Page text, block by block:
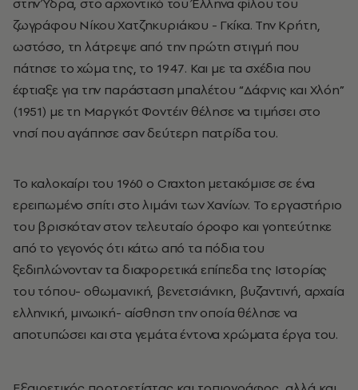
ζωγράφου Νίκου Χατζηκυριάκου - Γκίκα. Την Κρήτη,
ωστόσο, τη λάτρεψε από την πρώτη στιγμή που
πάτησε το χώμα της, το 1947. Και με τα σχέδια που
έφτιαξε για την παράσταση μπαλέτου “Δάφνις και Χλόη”
(1951) με τη Μαργκότ Φοντέιν θέλησε να τιμήσει στο
νησί που αγάπησε σαν δεύτερη πατρίδα του.
Το καλοκαίρι του 1960 ο Craxton μετακόμισε σε ένα
ερειπωμένο σπίτι στο λιμάνι των Χανίων. Το εργαστήριο
του βρισκόταν στον τελευταίο όροφο και γοητεύτηκε
από το γεγονός ότι κάτω από τα πόδια του
ξεδιπλώνονταν τα διαφορετικά επίπεδα της Ιστορίας
του τόπου- οθωμανική, βενετσιάνικη, βυζαντινή, αρχαία
ελληνική, μινωική- αίσθηση την οποία θέλησε να
αποτυπώσει και στα γεμάτα έντονα χρώματα έργα του.